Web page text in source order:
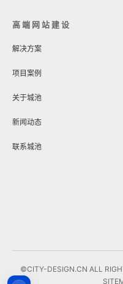
高端网站建设
解决方案
项目案例
关于城池
新闻动态
联系城池
©CITY-DESIGN.CN ALL